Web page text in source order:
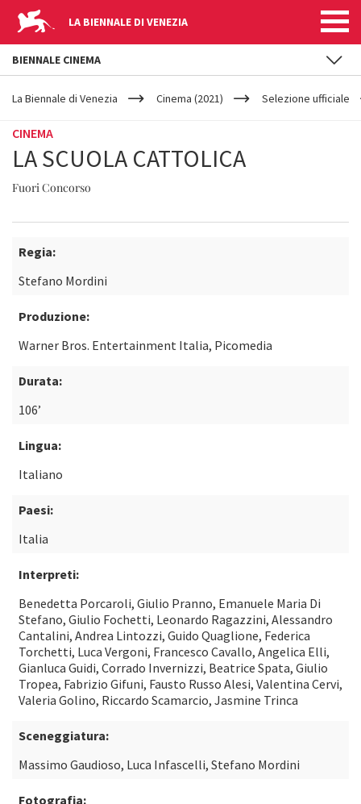
LA BIENNALE DI VENEZIA
YOUR
ARE
La Biennale di Venezia Cinema (2021) Selezione ufficiale
CINEMA
LA SCUOLA CATTOLICA
Fuori Concorso
Regia:
Stefano Mordini
Produzione:
Warner Bros. Entertainment Italia, Picomedia
Durata:
106’
Lingua:
Italiano
Paesi:
Italia
Interpreti:
Benedetta Porcaroli, Giulio Pranno, Emanuele Maria Di
Stefano, Giulio Fochetti, Leonardo Ragazzini, Alessandro
Cantalini, Andrea Lintozzi, Guido Quaglione, Federica
Torchetti, Luca Vergoni, Francesco Cavallo, Angelica Elli,
Gianluca Guidi, Corrado Invernizzi, Beatrice Spata, Giulio
Tropea, Fabrizio Gifuni, Fausto Russo Alesi, Valentina Cervi,
Valeria Golino, Riccardo Scamarcio, Jasmine Trinca
Sceneggiatura:
Massimo Gaudioso, Luca Infascelli, Stefano Mordini
Fotografia:
BIENNALE CINEMA